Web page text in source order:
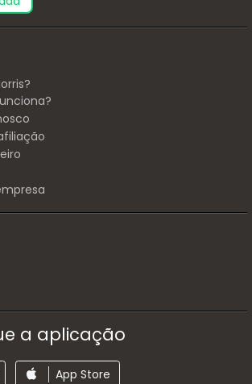
a aplicação
App Store